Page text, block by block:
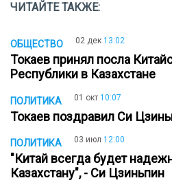
ЧИТАЙТЕ ТАКЖЕ:
ОБЩЕСТВО 02 дек 13:02
Токаев принял посла
Республики в Казахстане
ПОЛИТИКА 01 окт 10:07
Токаев поздравил Си
ПОЛИТИКА 03 июл 12:00
"Китай всегда будет
Казахстану", - Си Цзиньпин